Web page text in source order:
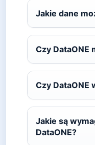
Jakie dane
Czy DataONE
Czy DataONE
Jakie są
DataONE?